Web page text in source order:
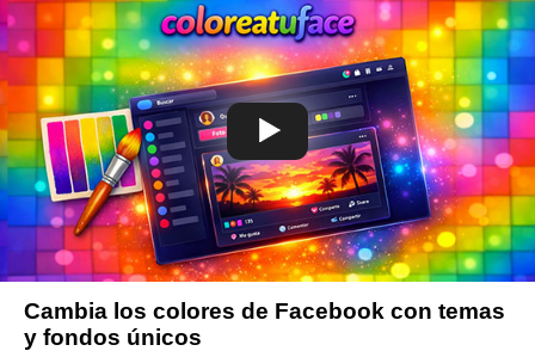
Cambia los colores de Facebook con temas
y fondos únicos